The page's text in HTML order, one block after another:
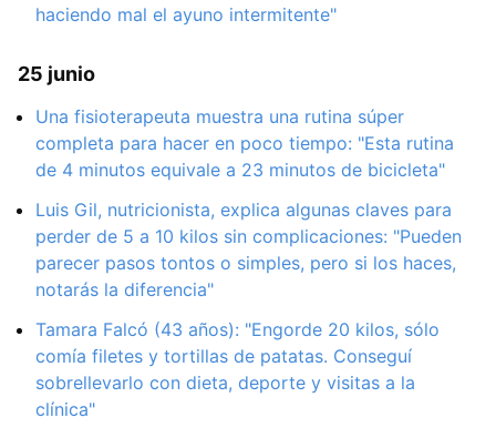
haciendo mal el ayuno intermitente"
25 junio
Una fisioterapeuta muestra una rutina súper
completa para hacer en poco tiempo: "Esta rutina
de 4 minutos equivale a 23 minutos de bicicleta"
Luis Gil, nutricionista, explica algunas claves para
perder de 5 a 10 kilos sin complicaciones: "Pueden
parecer pasos tontos o simples, pero si los haces,
notarás la diferencia"
Tamara Falcó (43 años): "Engorde 20 kilos, sólo
comía filetes y tortillas de patatas. Conseguí
sobrellevarlo con dieta, deporte y visitas a la
clínica"